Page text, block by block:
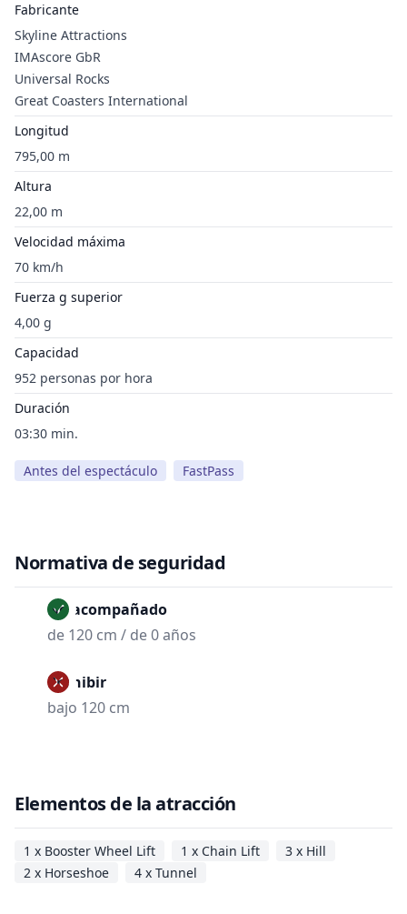
Fabricante
Skyline Attractions
IMAscore GbR
Universal Rocks
Great Coasters International
Longitud
795,00 m
Altura
22,00 m
Velocidad máxima
70 km/h
Fuerza g superior
4,00 g
Capacidad
952 personas por hora
Duración
03:30 min.
Antes del espectáculo FastPass
Normativa de seguridad
No acompañado
de 120 cm / de 0 años
Prohibir
bajo 120 cm
Elementos de la atracción
1 x Booster Wheel Lift 1 x Chain Lift
3 x Hill
2 x Horseshoe
4 x Tunnel